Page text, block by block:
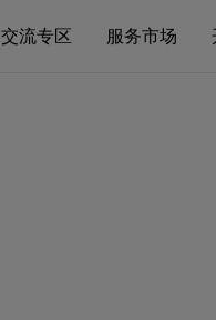
交流专区 服务市场